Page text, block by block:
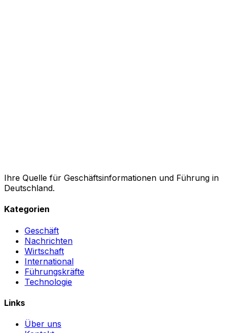
Ihre Quelle für Geschäftsinformationen und Führung in
Deutschland.
Kategorien
Geschäft
Nachrichten
Wirtschaft
International
Führungskräfte
Technologie
Links
Über uns